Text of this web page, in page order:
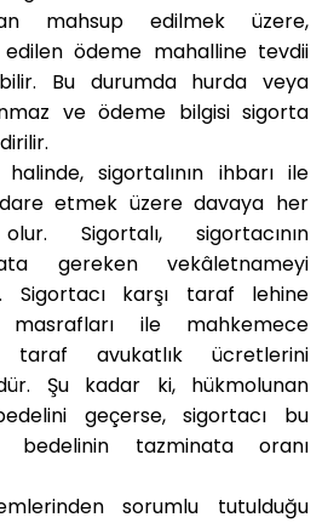
mahsup edilmek üzere,
ödeme mahalline tevdii
Bu durumda hurda veya
ve ödeme bilgisi sigorta
sigortalının ihbarı ile
etmek üzere davaya her
Sigortalı, sigortacının
gereken vekâletnameyi
Sigortacı karşı taraf lehine
ile mahkemece
taraf avukatlık ücretlerini
Şu kadar ki, hükmolunan
geçerse, sigortacı bu
bedelinin tazminata oranı
sorumlu tutulduğu